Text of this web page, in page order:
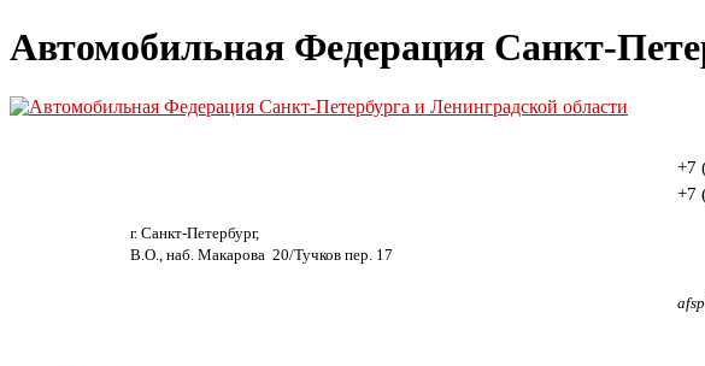
Автомобильная Федерация Санкт-
г. Санкт-Петербург,
В.О., наб. Макарова 20/Тучков пер. 17
+7
+7